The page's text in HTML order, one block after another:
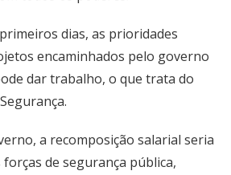
dias, as prioridades
encaminhados pelo governo
dar trabalho, o que trata do
a recomposição salarial seria
forças de segurança pública,